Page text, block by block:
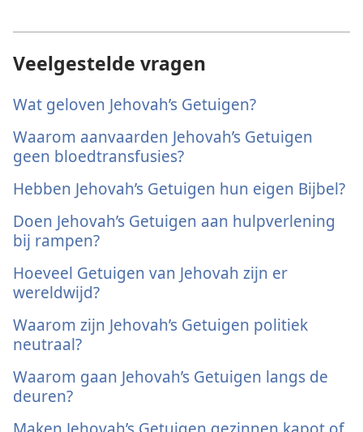
Veelgestelde vragen
Wat geloven Jehovah’s Getuigen?
Waarom aanvaarden Jehovah’s Getuigen
geen bloedtransfusies?
Hebben Jehovah’s Getuigen hun eigen Bijbel?
Doen Jehovah’s Getuigen aan hulpverlening
bij rampen?
Hoeveel Getuigen van Jehovah zijn er
wereldwijd?
Waarom zijn Jehovah’s Getuigen politiek
neutraal?
Waarom gaan Jehovah’s Getuigen langs de
deuren?